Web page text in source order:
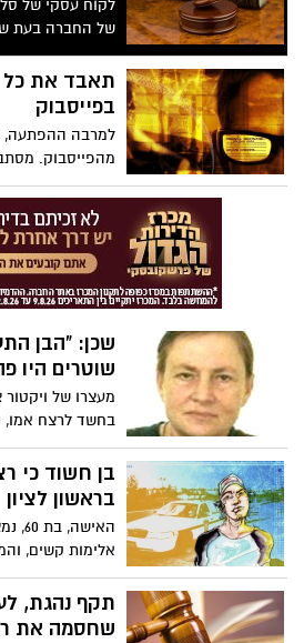
לקוח עסקי של
של החברה בעת
הטלפון הנייד
האזורי לעבודה
באירוע כ"תאונת
מהביטוח הלאומי.
תאבד את כל
בפייסבוק
למרבה ההפתעה,
מהפייסבוק.
ביוון, ובמהלך
גבר ישראלי,
שכן: "הבן
שוטרים היו
מעצרו של
בחשד לרצח אמו,
לתוצאות
השכן: "באו לפה
ולא עשו כלום"
בן חשוד כי
בראשון לציון
אלימות קשים,
בנה,
נהג להכות אותה.
בעבר"
תקף נהגת,
שחסמה את